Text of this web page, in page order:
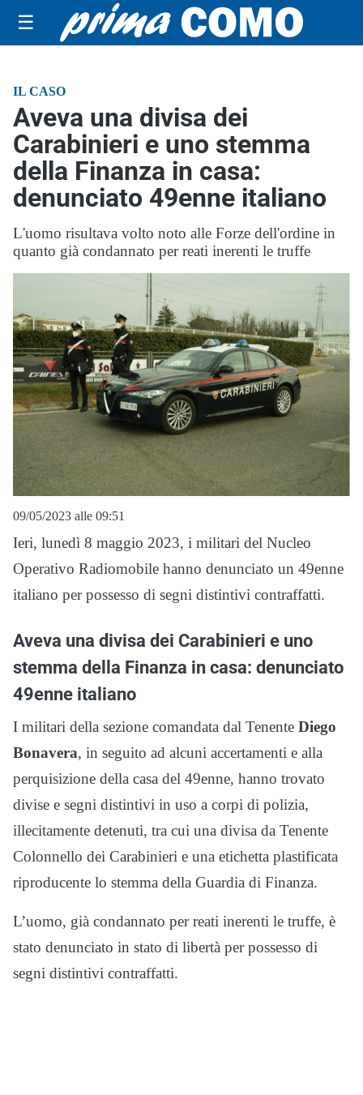
☰
IL CASO
Aveva una divisa dei
Carabinieri e uno stemma
della Finanza in casa:
denunciato 49enne italiano
L'uomo risultava volto noto alle Forze dell'ordine in
quanto già condannato per reati inerenti le truffe
09/05/2023 alle 09:51
Ieri, lunedì 8 maggio 2023, i militari del Nucleo
Operativo Radiomobile hanno denunciato un 49enne
italiano per possesso di segni distintivi contraffatti.
Aveva una divisa dei Carabinieri e uno
stemma della Finanza in casa: denunciato
49enne italiano
I militari della sezione comandata dal Tenente Diego
Bonavera, in seguito ad alcuni accertamenti e alla
perquisizione della casa del 49enne, hanno trovato
divise e segni distintivi in uso a corpi di polizia,
illecitamente detenuti, tra cui una divisa da Tenente
Colonnello dei Carabinieri e una etichetta plastificata
riproducente lo stemma della Guardia di Finanza.
L’uomo, già condannato per reati inerenti le truffe, è
stato denunciato in stato di libertà per possesso di
segni distintivi contraffatti.